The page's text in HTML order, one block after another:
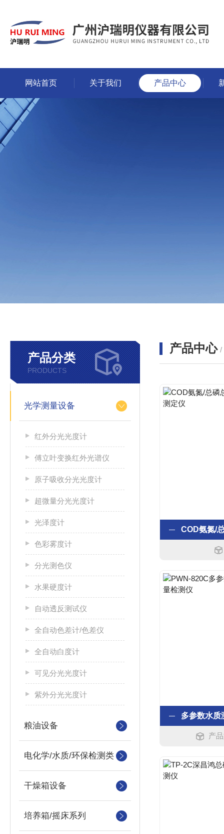
网站首页 关于我们 产品中心
产品分类
PRODUCTS
光学测量设备
红外分光光度计
傅立叶变换红外光谱仪
原子吸收分光光度计
超微量分光光度计
光泽度计
色彩雾度计
分光测色仪
水果硬度计
自动透反测试仪
全自动色差计/色差仪
全自动白度计
可见分光光度计
紫外分光光度计
粮油设备
电化学/水质/环保检测类
干燥箱设备
培养箱/摇床系列
产品中心 /
产